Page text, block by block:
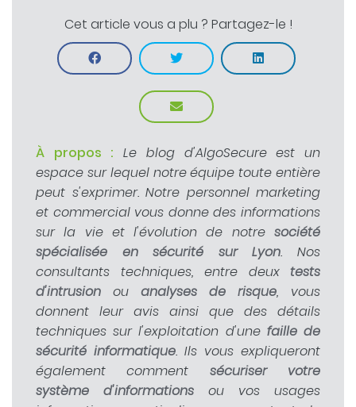
Cet article vous a plu ? Partagez-le !
À propos : Le blog d'AlgoSecure est un
espace sur lequel notre équipe toute entière
peut s'exprimer. Notre personnel marketing
et commercial vous donne des informations
sur la vie et l'évolution de notre société
spécialisée en sécurité sur Lyon. Nos
consultants techniques, entre deux tests
d'intrusion ou analyses de risque, vous
donnent leur avis ainsi que des détails
techniques sur l'exploitation d'une faille de
sécurité informatique. Ils vous expliqueront
également comment sécuriser votre
système d'informations ou vos usages